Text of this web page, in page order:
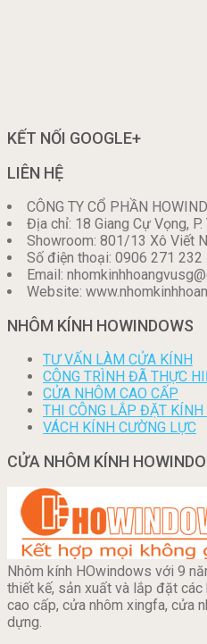
KẾT NỐI GOOGLE+
LIÊN HỆ
CÔNG TY CỔ PHẦN
Địa chỉ: 18 Giang Cự Vọng, P.
Showroom: 801/13 Xô Viết
Số điện thoại: 0906 271 232
Email:
Website:
NHÔM KÍNH HOWINDOWS
TƯ VẤN LÀM CỬA KÍNH
CÔNG TRÌNH ĐÃ THỰC
CỬA NHÔM CAO CẤP
THI CÔNG LẮP ĐẶT KÍNH
VÁCH KÍNH CƯỜNG LỰC
CỬA NHÔM KÍNH
Nhôm kính HOwindows với 9
thiết kế, sản xuất và lắp đặt
cao cấp, cửa nhôm xingfa, cửa
dựng.